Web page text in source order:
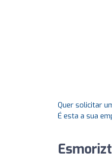
Quer solicitar
É esta a sua